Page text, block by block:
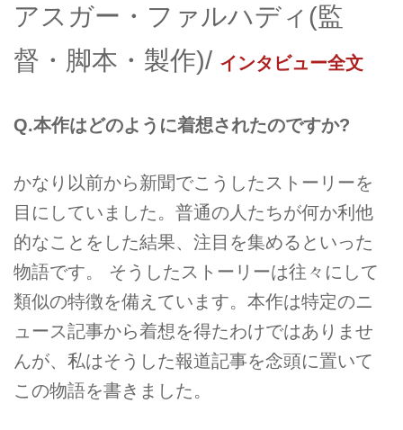
アスガー・ファルハディ(監
督・脚本・製作)/ インタビュー全文
Q.本作はどのように着想されたのですか?
かなり以前から新聞でこうしたストーリーを
目にしていました。普通の人たちが何か利他
的なことをした結果、注目を集めるといった
物語です。 そうしたストーリーは往々にして
類似の特徴を備えています。本作は特定のニ
ュース記事から着想を得たわけではありませ
んが、私はそうした報道記事を念頭に置いて
この物語を書きました。